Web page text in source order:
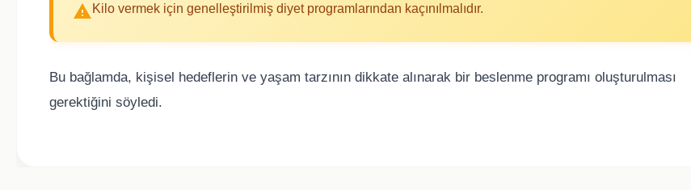
Kilo vermek için genelleştirilmiş diyet programlarından kaçınılmalıdır.
Bu bağlamda, kişisel hedeflerin ve yaşam tarzının dikkate alınarak bir beslenme programı oluşturulması
gerektiğini söyledi.